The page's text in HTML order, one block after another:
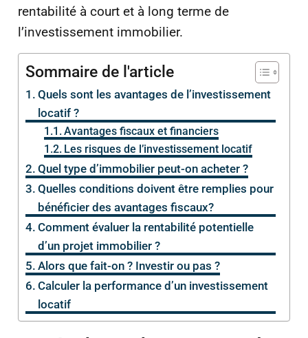
rentabilité à court et à long terme de
l’investissement immobilier.
Sommaire de l'article
Quels sont les avantages de l’investissement
locatif ?
Avantages fiscaux et financiers
Les risques de l’investissement locatif
Quel type d’immobilier peut-on acheter ?
Quelles conditions doivent être remplies pour
bénéficier des avantages fiscaux?
Comment évaluer la rentabilité potentielle
d’un projet immobilier ?
Alors que fait-on ? Investir ou pas ?
Calculer la performance d’un investissement
locatif